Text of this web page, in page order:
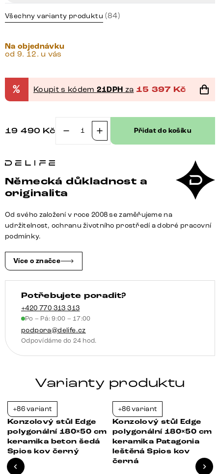
Všechny varianty produktu (84)
Na objednávku
od 9. 12. u vás
% Koupit s kódem 21DPH za 15 397 Kč
19 490 Kč
Konzolový
140×50
cm
keramika
Minas
béžová
Livos
kov
titanová
barva
množství
Přidat do košíku
Německá důkladnost a
originalita
Od svého založení v roce 2008 se zaměřujeme na
udržitelnost, ochranu životního prostředí a dobré pracovní
podmínky.
Více o značce
Potřebujete poradit?
+420 770 313 313
Po – Pá: 9:00 – 17:00
podpora@delife.cz
Odpovídáme do 24 hod.
Varianty produktu
+86 variant
Konzolový stůl Edge
polygonální 180×50 cm
keramika beton šedá
Spios kov černý
+86 variant
Konzolový stůl Edge
polygonální 180×50 cm
keramika Patagonia
leštěná Spios kov
černá